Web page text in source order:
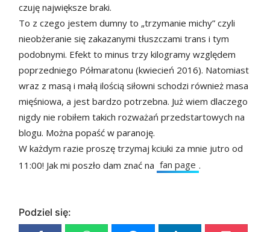
czuję największe braki.
To z czego jestem dumny to „trzymanie michy” czyli
nieobżeranie się zakazanymi tłuszczami trans i tym
podobnymi. Efekt to minus trzy kilogramy względem
poprzedniego Półmaratonu (kwiecień 2016). Natomiast
wraz z masą i małą ilością siłowni schodzi również masa
mięśniowa, a jest bardzo potrzebna. Już wiem dlaczego
nigdy nie robiłem takich rozważań przedstartowych na
blogu. Można popaść w paranoję.
W każdym razie proszę trzymaj kciuki za mnie jutro od
11:00! Jak mi poszło dam znać na fan page .
Podziel się: